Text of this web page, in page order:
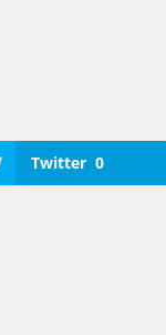
Twitter 0